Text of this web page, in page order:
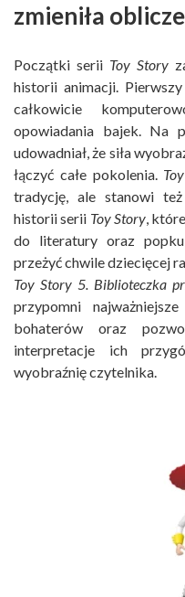
zmieniła
Początki serii Toy Story
historii animacji.
całkowicie
opowiadania bajek. Na
udowadniał, że siła
łączyć całe pokolenia.
tradycję, ale stanowi
historii serii Toy Story,
do literatury oraz
przeżyć chwile dziecięcej
Toy Story 5. Biblioteczka
przypomni
bohaterów oraz
interpretacje ich
wyobraźnię czytelnika.